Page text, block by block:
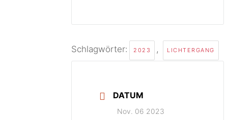
Schlagwörter: 2023 , LICHTERGANG
DATUM
Nov. 06 2023